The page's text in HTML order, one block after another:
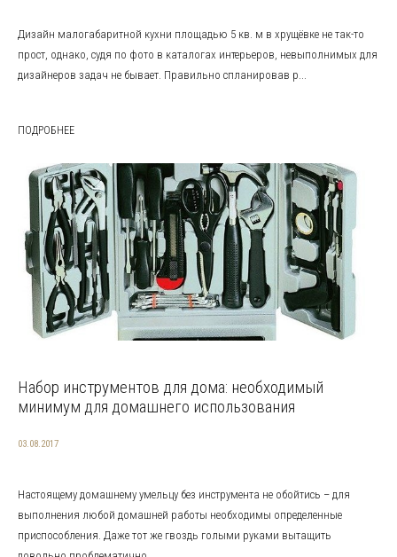
Дизайн малогабаритной кухни площадью 5 кв. м в хрущёвке не так-то
прост, однако, судя по фото в каталогах интерьеров, невыполнимых для
дизайнеров задач не бывает. Правильно спланировав р...
ПОДРОБНЕЕ
Набор инструментов для дома: необходимый
минимум для домашнего использования
03.08.2017
Настоящему домашнему умельцу без инструмента не обойтись – для
выполнения любой домашней работы необходимы определенные
приспособления. Даже тот же гвоздь голыми руками вытащить